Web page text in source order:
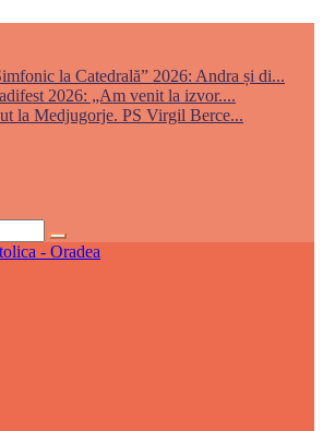
la Catedrală” 2026: Andra și di...
2026: „Am venit la izvor....
la Medjugorje. PS Virgil Berce...